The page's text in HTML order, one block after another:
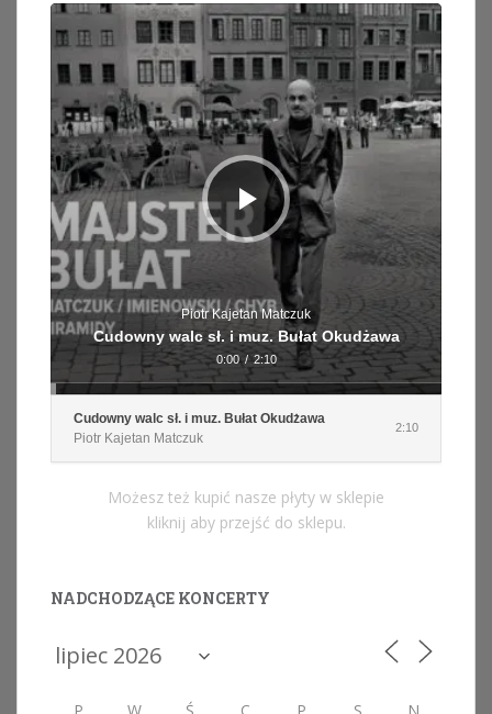
Odtwarzacz
dźwiękowych
Piotr Kajetan Matczuk
Cudowny walc sł. i muz. Bułat Okudżawa
0:00 / 2:10
Cudowny walc sł. i muz. Bułat Okudżawa
Piotr Kajetan Matczuk
2:10
Możesz też kupić nasze płyty w sklepie
kliknij aby przejść do sklepu.
NADCHODZĄCE KONCERTY